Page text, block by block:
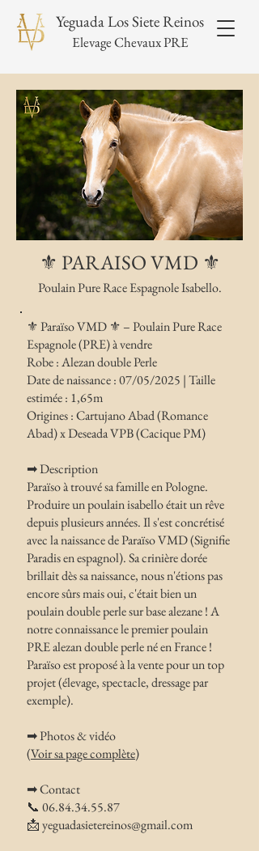
Yeguada Los Siete Reinos
Elevage Chevaux PRE
⚜️ PARAISO VMD ⚜️
Poulain Pure Race Espagnole Isabello.
⚜️ Paraïso VMD ⚜️ – Poulain Pure Race
Espagnole (PRE) à vendre
Robe : Alezan double Perle
Date de naissance : 07/05/2025 | Taille
estimée : 1,65m
Origines : Cartujano Abad (Romance
Abad) x Deseada VPB (Cacique PM)
➡ Description
Paraïso à trouvé sa famille en Pologne.
Produire un poulain isabello était un rêve
depuis plusieurs années. Il s'est concrétisé
avec la naissance de Paraïso VMD (Signifie
Paradis en espagnol). Sa crinière dorée
brillait dès sa naissance, nous n'étions pas
encore sûrs mais oui, c'était bien un
poulain double perle sur base alezane ! A
notre connaissance le premier poulain
PRE alezan double perle né en France !
Paraïso est proposé à la vente pour un top
projet (élevage, spectacle, dressage par
exemple).
➡ Photos & vidéo
(Voir sa page complète)
➡ Contact
📞 06.84.34.55.87
📩yeguadasietereinos@gmail.com